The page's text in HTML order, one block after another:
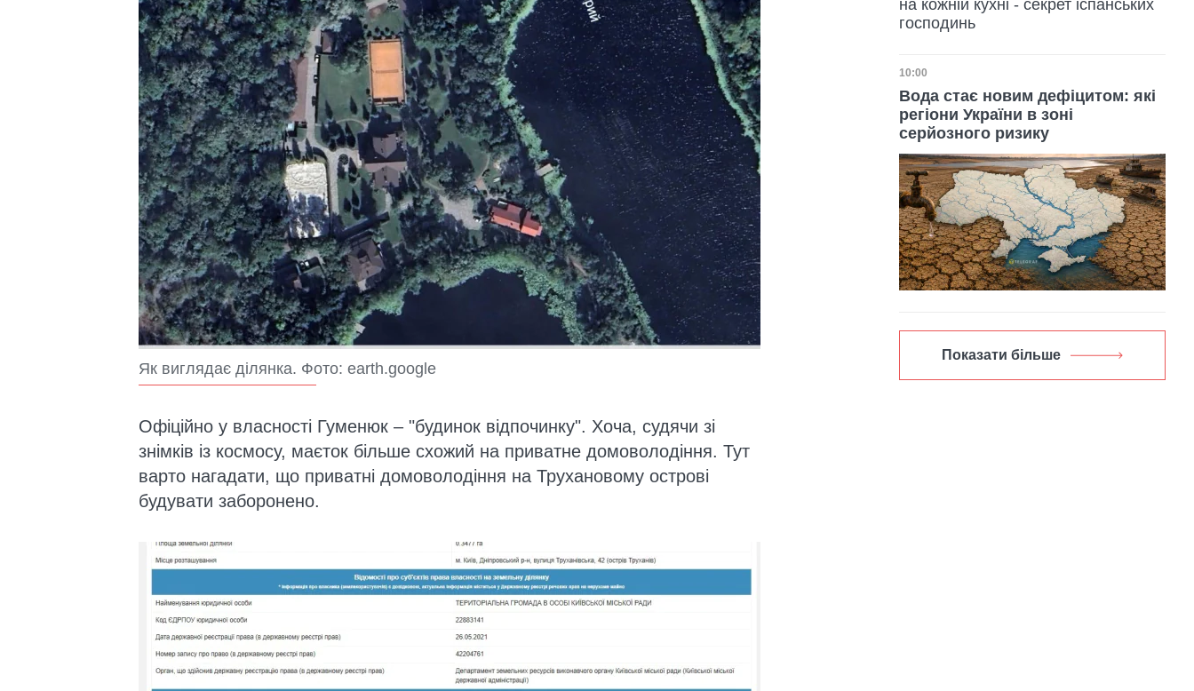
Як виглядає ділянка. Фото: earth.google
Офіційно у власності Гуменюк – "будинок відпочинку". Хоча, судячи зі
знімків із космосу, маєток більше схожий на приватне домоволодіння. Тут
варто нагадати, що приватні домоволодіння на Трухановому острові
будувати заборонено.
на кожній кухні - секрет іспанських
господинь
Дата публікації
10:00
Вода стає новим дефіцитом: які
регіони України в зоні
серйозного ризику
Показати більше